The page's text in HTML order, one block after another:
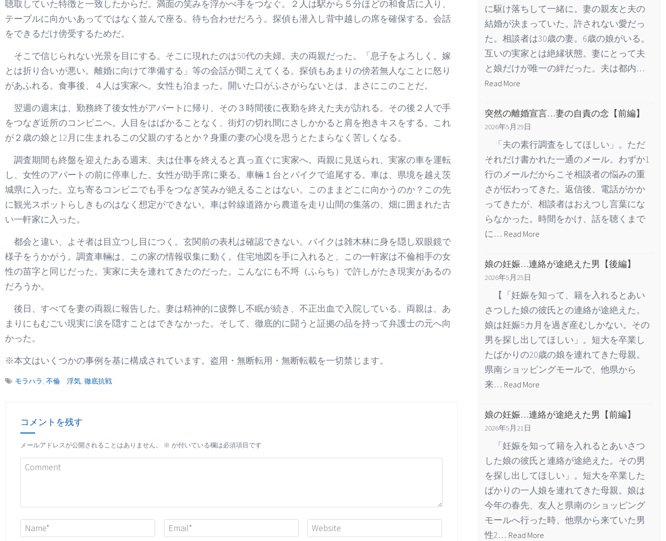
聴取していた特徴と一致したからだ。満面の笑みを浮かべ手をつなぐ。２人は駅から５分ほどの和食店に入り、
テーブルに向かいあってではなく並んで座る。待ち合わせだろう。探偵も潜入し背中越しの席を確保する。会話
をできるだけ傍受するためだ。
そこで信じられない光景を目にする。そこに現れたのは50代の夫婦。夫の両親だった。「息子をよろしく。嫁
とは折り合いが悪い。離婚に向けて準備する」等の会話が聞こえてくる。探偵もあまりの傍若無人なことに怒り
があふれる。食事後、４人は実家へ。女性も泊まった。開いた口がふさがらないとは、まさにこのことだ。
翌週の週末は、勤務終了後女性がアパートに帰り、その３時間後に夜勤を終えた夫が訪れる。その後２人で手
をつなぎ近所のコンビニへ。人目をはばかることなく、街灯の切れ間にさしかかると肩を抱きキスをする。これ
が２歳の娘と12月に生まれるこの父親のするとか？身重の妻の心境を思うとたまらなく苦しくなる。
調査期間も終盤を迎えたある週末、夫は仕事を終えると真っ直ぐに実家へ。両親に見送られ、実家の車を運転
し、女性のアパートの前に停車した。女性が助手席に乗る。車輛１台とバイクで追尾する。車は、県境を越え茨
城県に入った。立ち寄るコンビニでも手をつなぎ笑みが絶えることはない。このままどこに向かうのか？この先
に観光スポットらしきものはなく想定ができない。車は幹線道路から農道を走り山間の集落の、畑に囲まれた古
い一軒家に入った。
都会と違い、よそ者は目立つし目につく。玄関前の表札は確認できない。バイクは雑木林に身を隠し双眼鏡で
様子をうかがう。調査車輛は、この家の情報収集に動く。住宅地図を手に入れると、この一軒家は不倫相手の女
性の苗字と同じだった。実家に夫を連れてきたのだった。こんなにも不埒（ふらち）で許しがたき現実があるの
だろうか。
後日、すべてを妻の両親に報告した。妻は精神的に疲弊し不眠が続き、不正出血で入院している。両親は、あ
まりにもむごい現実に涙を隠すことはできなかった。そして、徹底的に闘うと証拠の品を持って弁護士の元へ向
かった。
※本文はいくつかの事例を基に構成されています。盗用・無断転用・無断転載を一切禁じます。
モラハラ, 不倫 浮気, 徹底抗戦
コメントを残す
メールアドレスが公開されることはありません。 ※ が付いている欄は必須項目です
に駆け落ちして一緒に。妻の親友と夫の
結婚が決まっていた。許されない愛だっ
た。相談者は30歳の妻。6歳の娘がいる。
互いの実家とは絶縁状態。妻にとって夫
と娘だけが唯一の絆だった。夫は都内…
Read More
突然の離婚宣言…妻の自責の念【前編】
2026年5月29日
「夫の素行調査をしてほしい」。ただ
それだけ書かれた一通のメール。わずか1
行のメールだからこそ相談者の悩みの重
さが伝わってきた。返信後、電話がかか
ってきたが、相談者はおえつし言葉にな
らなかった。時間をかけ、話を聴くまで
に… Read More
娘の妊娠…連絡が途絶えた男【後編】
2026年5月25日
【「妊娠を知って、籍を入れるとあい
さつした娘の彼氏との連絡が途絶えた。
娘は妊娠5カ月を過ぎ産むしかない。その
男を探し出してほしい」。短大を卒業し
たばかりの20歳の娘を連れてきた母親。
県南ショッピングモールで、他県から
来… Read More
娘の妊娠…連絡が途絶えた男【前編】
2026年5月21日
「妊娠を知って籍を入れるとあいさつ
した娘の彼氏と連絡が途絶えた。その男
を探し出してほしい」。短大を卒業した
ばかりの一人娘を連れてきた母親。娘は
今年の春先、友人と県南のショッピング
モールへ行った時、他県から来ていた男
性2… Read More